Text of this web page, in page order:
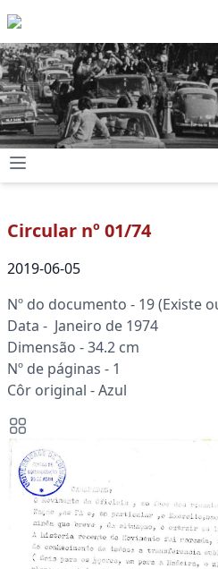
Circular nº 01/74
2019-06-05
Nº do documento - 19 (Existe
Data - Janeiro de 1974
Dimensão - 34.2 cm
Nº de páginas - 1
Côr original - Azul